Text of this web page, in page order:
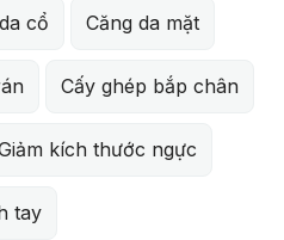
cổ Căng da mặt
Cấy ghép bắp chân
kích thước ngực
tay